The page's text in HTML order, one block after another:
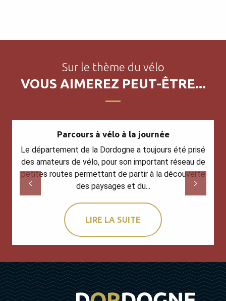
Sur le thème du vélo
VOUS AIMEREZ PEUT-ÊTRE...
Parcours à vélo à la journée
Le département de la Dordogne a toujours été prisé
des amateurs de vélo, pour son important réseau de
petites routes permettant de partir à la découverte
des paysages et du...
LIRE LA SUITE